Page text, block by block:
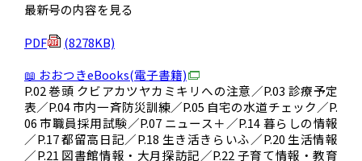
最新号の内容を見る
PDF
(8278KB)
📖 おおつきeBooks(電子書籍)
P.02 巻頭 クビアカツヤカミキリへの注意／P.03 診療予定
表／P.04 市内一斉防災訓練／P.05 自宅の水道チェック／P.
06 市職員採用試験／P.07 ニュース＋／P.14 暮らしの情報
／P.17 都留高日記／P.18 生き活きらいふ／P.20 生活情報
／P.21 図書館情報・大月探訪記／P.22 子育て情報・教育